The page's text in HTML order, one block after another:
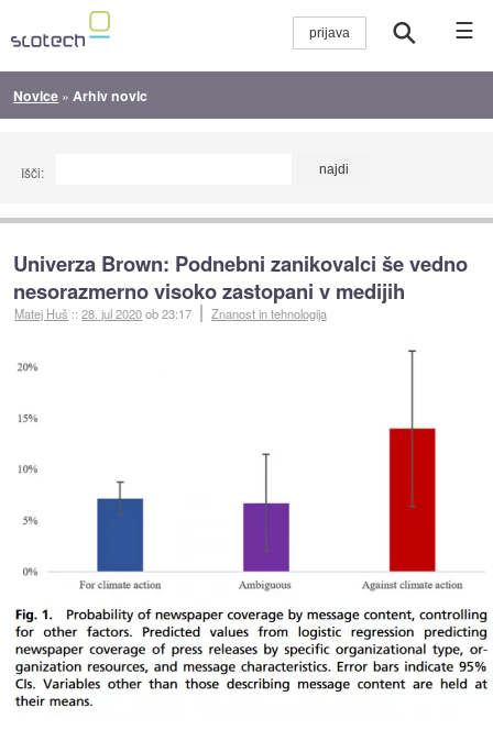
☰
Novice » Arhiv novic
Išči:
Univerza Brown: Podnebni zanikovalci še vedno
nesorazmerno visoko zastopani v medijih
Matej Huš ::28. jul 2020ob 23:17 Znanost in tehnologija